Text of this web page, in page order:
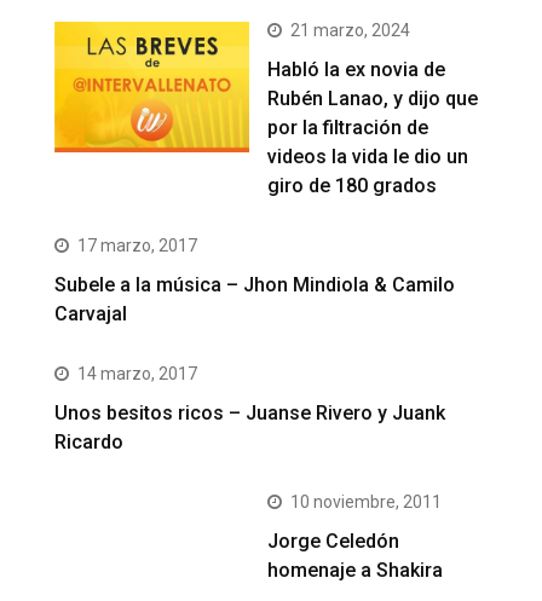
21 marzo, 2024
Habló la ex novia de
Rubén Lanao, y dijo que
por la filtración de
videos la vida le dio un
giro de 180 grados
17 marzo, 2017
Subele a la música – Jhon Mindiola & Camilo
Carvajal
14 marzo, 2017
Unos besitos ricos – Juanse Rivero y Juank
Ricardo
10 noviembre, 2011
Jorge Celedón
homenaje a Shakira